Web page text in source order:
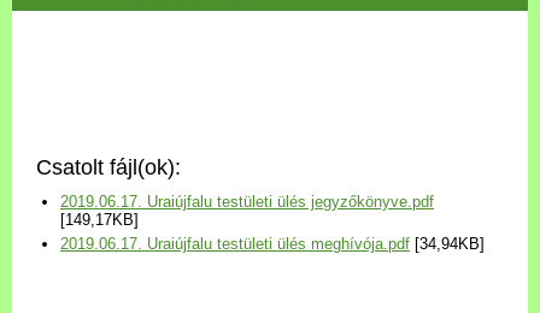
Választási információk
Versenyképes Járások
Csatolt fájl(ok):
2019.06.17. Uraiújfalu testületi ülés jegyzőkönyve.pdf
[149,17KB]
2019.06.17. Uraiújfalu testületi ülés meghívója.pdf [34,94KB]